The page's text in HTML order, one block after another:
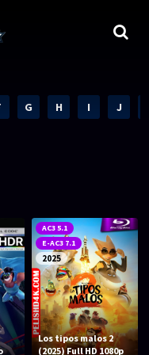
Full HD
REMUX
G H I J
AC3 5.1
E-AC3 7.1
2025
Los tipos malos 2
(2025) Full HD 1080p